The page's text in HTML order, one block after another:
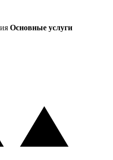
Основные услуги